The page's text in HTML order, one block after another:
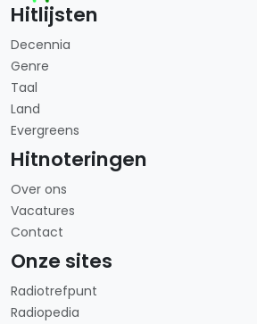
Hitlijsten
Decennia
Genre
Taal
Land
Evergreens
Hitnoteringen
Over ons
Vacatures
Contact
Onze sites
Radiotrefpunt
Radiopedia